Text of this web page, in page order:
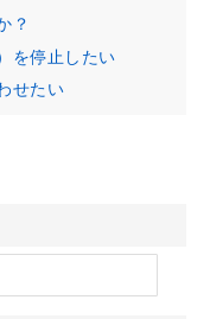
？
を停止したい
せたい